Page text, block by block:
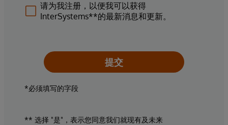
请为我注册，以便我可以获得
InterSystems**的最新消息和更新。
提交
*必须填写的字段
** 选择 "是"，表示您同意我们就现有及未来